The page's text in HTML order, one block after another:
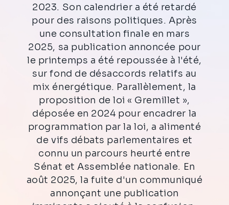
2023. Son calendrier a été retardé
pour des raisons politiques. Après
une consultation finale en mars
2025, sa publication annoncée pour
le printemps a été repoussée à l'été,
sur fond de désaccords relatifs au
mix énergétique. Parallèlement, la
proposition de loi « Gremillet »,
déposée en 2024 pour encadrer la
programmation par la loi, a alimenté
de vifs débats parlementaires et
connu un parcours heurté entre
Sénat et Assemblée nationale. En
août 2025, la fuite d'un communiqué
annonçant une publication